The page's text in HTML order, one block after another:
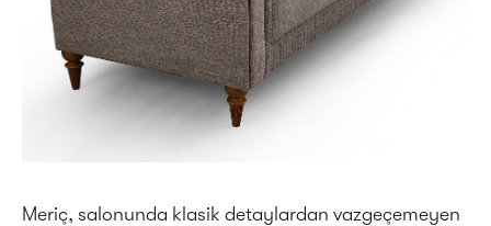
Meriç, salonunda klasik detaylardan vazgeçemeyen